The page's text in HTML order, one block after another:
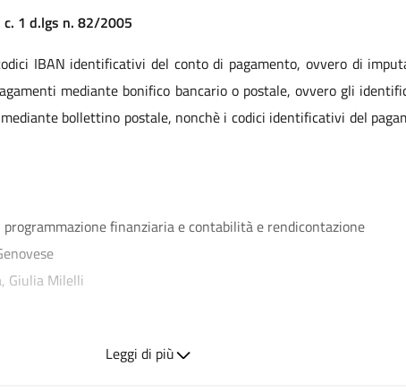
1 d.lgs n. 82/2005
IBAN identificativi del conto di pagamento, ovvero di
mediante bonifico bancario o postale, ovvero gli
bollettino postale, nonchè i codici identificativi del
programmazione finanziaria e contabilità e rendicontazione
Giulia Milelli
sezione allegati, a fondo pagina.
Leggi di più